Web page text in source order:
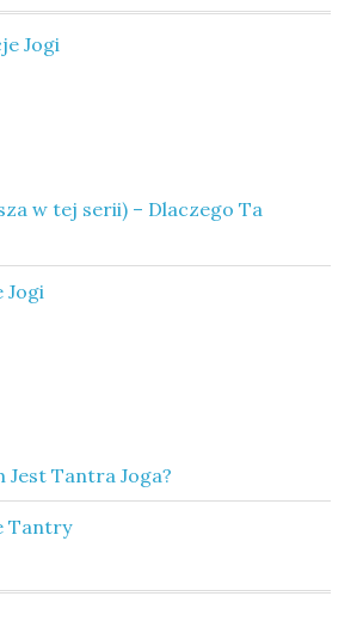
Jogi
w tej serii) – Dlaczego Ta
Jogi
Jest Tantra Joga?
Tantry